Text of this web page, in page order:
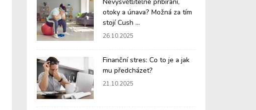
otoky a únava? Možná za tím
stojí Cush ...
26.10.2025
Finanční stres: Co to je a jak
mu předcházet?
21.10.2025